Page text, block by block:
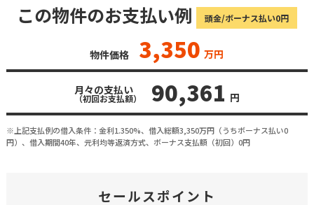
この物件のお支払い例 頭金/ボーナス払い0円
物件価格 3,350 万円
月々の支払い
（初回お支払額） 90,361 円
※上記支払例の借入条件：金利1.350%、借入総額3,350万円（うちボーナス払い0
円）、借入期間40年、元利均等返済方式、ボーナス支払額（初回）0円
セールスポイント